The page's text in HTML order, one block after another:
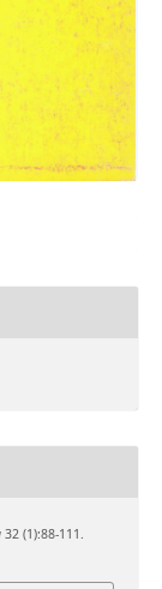
32 (1):88-111.